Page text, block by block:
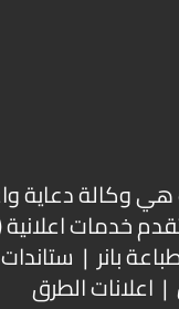
وكالة دعاية
خدمات
بانر |
| اعلانات الطرق